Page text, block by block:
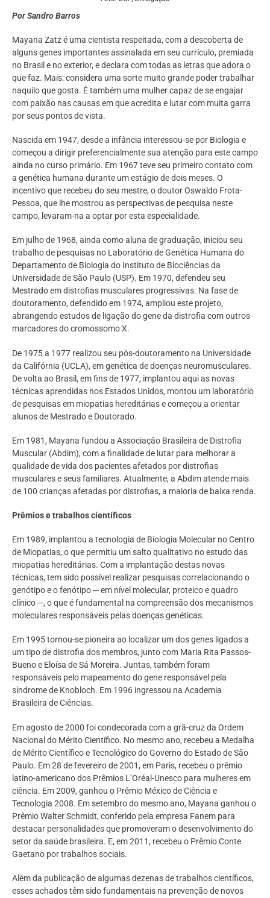
Por Sandro Barros
Mayana Zatz é uma cientista respeitada, com a descoberta de
alguns genes importantes assinalada em seu currículo, premiada
no Brasil e no exterior, e declara com todas as letras que adora o
que faz. Mais: considera uma sorte muito grande poder trabalhar
naquilo que gosta. É também uma mulher capaz de se engajar
com paixão nas causas em que acredita e lutar com muita garra
por seus pontos de vista.
Nascida em 1947, desde a infância interessou-se por Biologia e
começou a dirigir preferencialmente sua atenção para este campo
ainda no curso primário. Em 1967 teve seu primeiro contato com
a genética humana durante um estágio de dois meses. O
incentivo que recebeu do seu mestre, o doutor Oswaldo Frota-
Pessoa, que lhe mostrou as perspectivas de pesquisa neste
campo, levaram-na a optar por esta especialidade.
Em julho de 1968, ainda como aluna de graduação, iniciou seu
trabalho de pesquisas no Laboratório de Genética Humana do
Departamento de Biologia do Instituto de Biociências da
Universidade de São Paulo (USP). Em 1970, defendeu seu
Mestrado em distrofias musculares progressivas. Na fase de
doutoramento, defendido em 1974, ampliou este projeto,
abrangendo estudos de ligação do gene da distrofia com outros
marcadores do cromossomo X.
De 1975 a 1977 realizou seu pós-doutoramento na Universidade
da Califórnia (UCLA), em genética de doenças neuromusculares.
De volta ao Brasil, em fins de 1977, implantou aqui as novas
técnicas aprendidas nos Estados Unidos, montou um laboratório
de pesquisas em miopatias hereditárias e começou a orientar
alunos de Mestrado e Doutorado.
Em 1981, Mayana fundou a Associação Brasileira de Distrofia
Muscular (Abdim), com a finalidade de lutar para melhorar a
qualidade de vida dos pacientes afetados por distrofias
musculares e seus familiares. Atualmente, a Abdim atende mais
de 100 crianças afetadas por distrofias, a maioria de baixa renda.
Prêmios e trabalhos científicos
Em 1989, implantou a tecnologia de Biologia Molecular no Centro
de Miopatias, o que permitiu um salto qualitativo no estudo das
miopatias hereditárias. Com a implantação destas novas
técnicas, tem sido possível realizar pesquisas correlacionando o
genótipo e o fenótipo ─ em nível molecular, proteico e quadro
clínico ─, o que é fundamental na compreensão dos mecanismos
moleculares responsáveis pelas doenças genéticas.
Em 1995 tornou-se pioneira ao localizar um dos genes ligados a
um tipo de distrofia dos membros, junto com Maria Rita Passos-
Bueno e Eloísa de Sá Moreira. Juntas, também foram
responsáveis pelo mapeamento do gene responsável pela
síndrome de Knobloch. Em 1996 ingressou na Academia
Brasileira de Ciências.
Em agosto de 2000 foi condecorada com a grã-cruz da Ordem
Nacional do Mérito Científico. No mesmo ano, recebeu a Medalha
de Mérito Científico e Tecnológico do Governo do Estado de São
Paulo. Em 28 de fevereiro de 2001, em Paris, recebeu o prêmio
latino-americano dos Prêmios L’Oréal-Unesco para mulheres em
ciência. Em 2009, ganhou o Prêmio México de Ciência e
Tecnologia 2008. Em setembro do mesmo ano, Mayana ganhou o
Prêmio Walter Schmidt, conferido pela empresa Fanem para
destacar personalidades que promoveram o desenvolvimento do
setor da saúde brasileira. E, em 2011, recebeu o Prêmio Conte
Gaetano por trabalhos sociais.
Além da publicação de algumas dezenas de trabalhos científicos,
esses achados têm sido fundamentais na prevenção de novos